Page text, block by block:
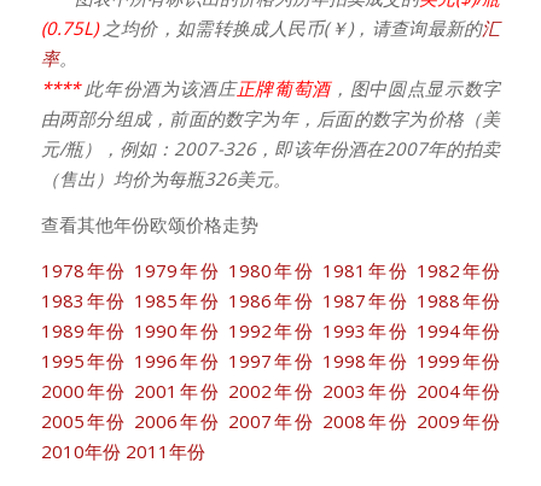
(0.75L)之均价，如需转换成人民币(￥)，请查询最新的汇
率。
****此年份酒为该酒庄正牌葡萄酒，图中圆点显示数字
由两部分组成，前面的数字为年，后面的数字为价格（美
元/瓶），例如：2007-326，即该年份酒在2007年的拍卖
（售出）均价为每瓶326美元。
查看其他年份欧颂价格走势
1978年份 1979年份 1980年份 1981年份 1982年份
1983年份 1985年份 1986年份 1987年份 1988年份
1989年份 1990年份 1992年份 1993年份 1994年份
1995年份 1996年份 1997年份 1998年份 1999年份
2000年份 2001年份 2002年份 2003年份 2004年份
2005年份 2006年份 2007年份 2008年份 2009年份
2010年份 2011年份